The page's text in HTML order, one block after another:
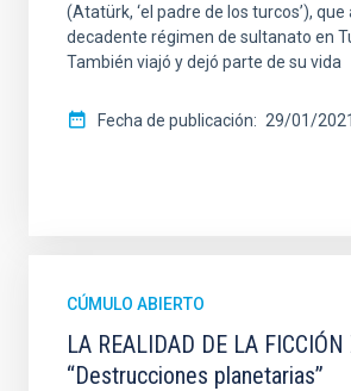
(Atatürk, ‘el padre de los turcos’), que
decadente régimen de sultanato en
También viajó y dejó parte de su vida
Fecha de publicación 29/01/2021
CÚMULO ABIERTO
LA REALIDAD DE LA FICCIÓN
“Destrucciones planetarias”